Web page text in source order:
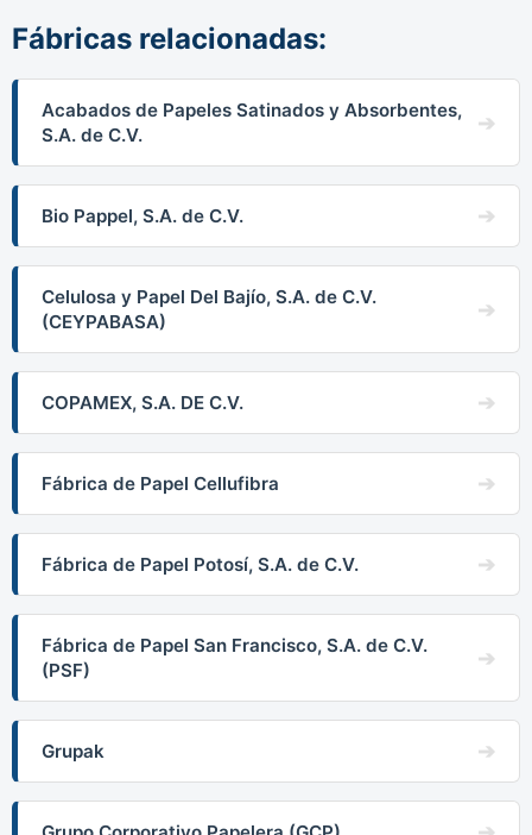
Fábricas relacionadas:
Acabados de Papeles Satinados y Absorbentes,
S.A. de C.V.
Bio Pappel, S.A. de C.V.
Celulosa y Papel Del Bajío, S.A. de C.V.
(CEYPABASA)
COPAMEX, S.A. DE C.V.
Fábrica de Papel Cellufibra
Fábrica de Papel Potosí, S.A. de C.V.
Fábrica de Papel San Francisco, S.A. de C.V.
(PSF)
Grupak